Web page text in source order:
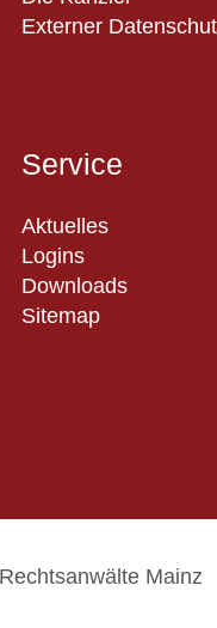
Externer
Service
Aktuelles
Logins
Downloads
Sitemap
Mainz